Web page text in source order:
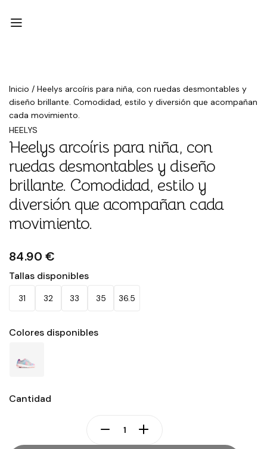
Inicio / Heelys arcoíris para niña, con ruedas desmontables y
diseño brillante. Comodidad, estilo y diversión que acompañan
cada movimiento.
HEELYS
Heelys arcoíris para niña, con
ruedas desmontables y diseño
brillante. Comodidad, estilo y
diversión que acompañan cada
movimiento.
84.90 €
Tallas disponibles
31 32 33 35 36.5
Colores disponibles
Cantidad